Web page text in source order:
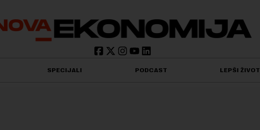
SPECIJALI PODCAST LEPŠI ŽIVOT